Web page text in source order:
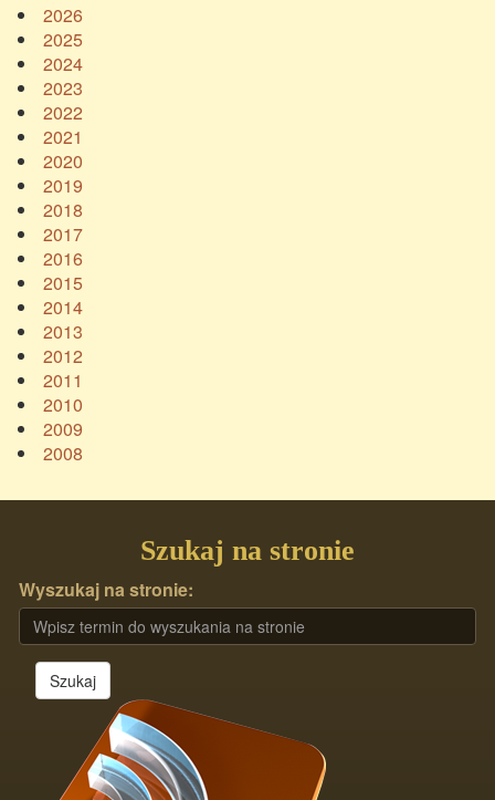
2026
2025
2024
2023
2022
2021
2020
2019
2018
2017
2016
2015
2014
2013
2012
2011
2010
2009
2008
Szukaj na stronie
Wyszukaj na stronie:
Szukaj